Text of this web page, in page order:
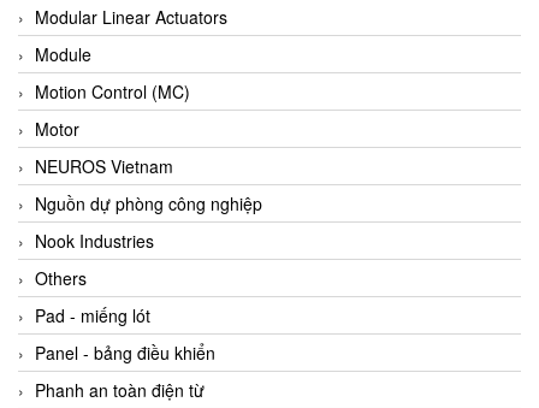
BCS ITALY
BEA SENSORS
Beacon Extender
Beckhoff
Bedook
Bei Sensor
Beijer
Beinlich-pumps
Beka
BEKO
Belimo
Modular Linear Actuators
Module
Motion Control (MC)
Motor
NEUROS Vietnam
Nguồn dự phòng công nghiệp
Nook Industries
Others
Pad - miếng lót
Panel - bảng điều khiển
Phanh an toàn điện từ